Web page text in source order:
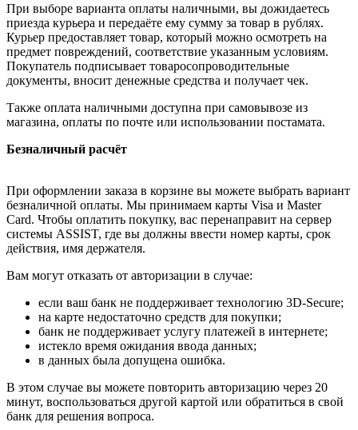
При выборе варианта оплаты наличными, вы дожидаетесь
приезда курьера и передаёте ему сумму за товар в рублях.
Курьер предоставляет товар, который можно осмотреть на
предмет повреждений, соответствие указанным условиям.
Покупатель подписывает товаросопроводительные
документы, вносит денежные средства и получает чек.
Также оплата наличными доступна при самовывозе из
магазина, оплаты по почте или использовании постамата.
Безналичный расчёт
При оформлении заказа в корзине вы можете выбрать вариант
безналичной оплаты. Мы принимаем карты Visa и Master
Card. Чтобы оплатить покупку, вас перенаправит на сервер
системы ASSIST, где вы должны ввести номер карты, срок
действия, имя держателя.
Вам могут отказать от авторизации в случае:
если ваш банк не поддерживает технологию 3D-Secure;
на карте недостаточно средств для покупки;
банк не поддерживает услугу платежей в интернете;
истекло время ожидания ввода данных;
в данных была допущена ошибка.
В этом случае вы можете повторить авторизацию через 20
минут, воспользоваться другой картой или обратиться в свой
банк для решения вопроса.